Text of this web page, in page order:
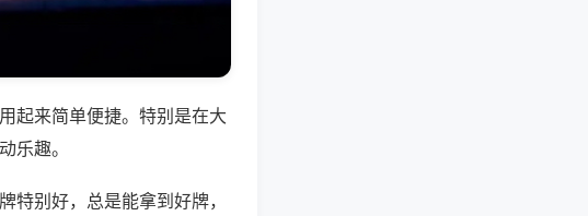
起来简单便捷。特别是在大
乐趣。
特别好，总是能拿到好牌，